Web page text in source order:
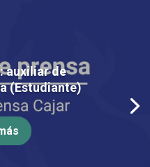
auxiliar de
(Estudiante)